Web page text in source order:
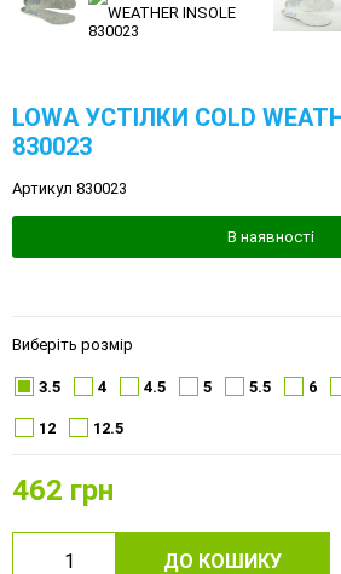
LOWA УСТІЛКИ COLD
830023
Артикул 830023
В наявності
Виберіть розмір
3.5 4 4.5 5 5.5 6
12 12.5
462 грн
ДО КОШИКУ